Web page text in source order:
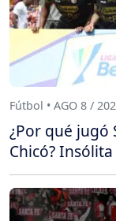
Fútbol • AGO 8 /
¿Por qué jugó
Chicó?